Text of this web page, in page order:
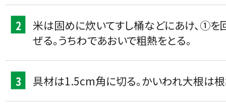
2
米は固めに炊いてすし桶などにあけ、①を
ぜる。うちわであおいで粗熱をとる。
3 具材は1.5cm角に切る。かいわれ大根は